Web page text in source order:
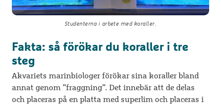
Studenterna i arbete med koraller.
Fakta: så förökar du koraller i tre
steg
Akvariets marinbiologer förökar sina koraller bland
annat genom ”fraggning”. Det innebär att de delas
och placeras på en platta med superlim och placeras i